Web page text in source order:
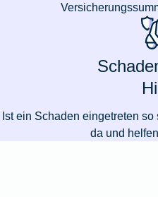
Ist ein Schaden eingetreten
da und